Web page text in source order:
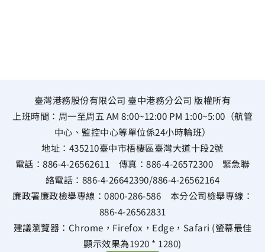
臺灣港務股份有限公司 臺中港務分公司 版權所有
上班時間：周一至周五 AM 8:00~12:00 PM 1:00~5:00（航管
中心、監控中心等單位係24小時輪班）
地址： 435210臺中市梧棲區臺灣大道十段2號
電話：886-4-26562611 傳真：886-4-26572300 緊急聯
絡電話： 886-4-26642390/886-4-26562164
廉政署廉政檢舉專線： 0800-286-586 本分公司檢舉專線：
886-4-26562831
建議瀏覽器：Chrome，Firefox，Edge，Safari (螢幕最佳
顯示效果為1920 * 1280)